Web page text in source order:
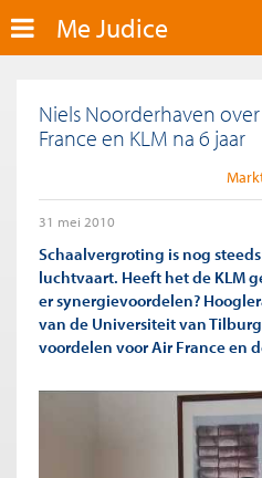
Me Judice
Niels Noorderhaven
France en KLM na 6 jaar
31 mei 2010
Schaalvergroting is nog
luchtvaart. Heeft het de KLM
er synergievoordelen?
van de Universiteit van
voordelen voor Air France en